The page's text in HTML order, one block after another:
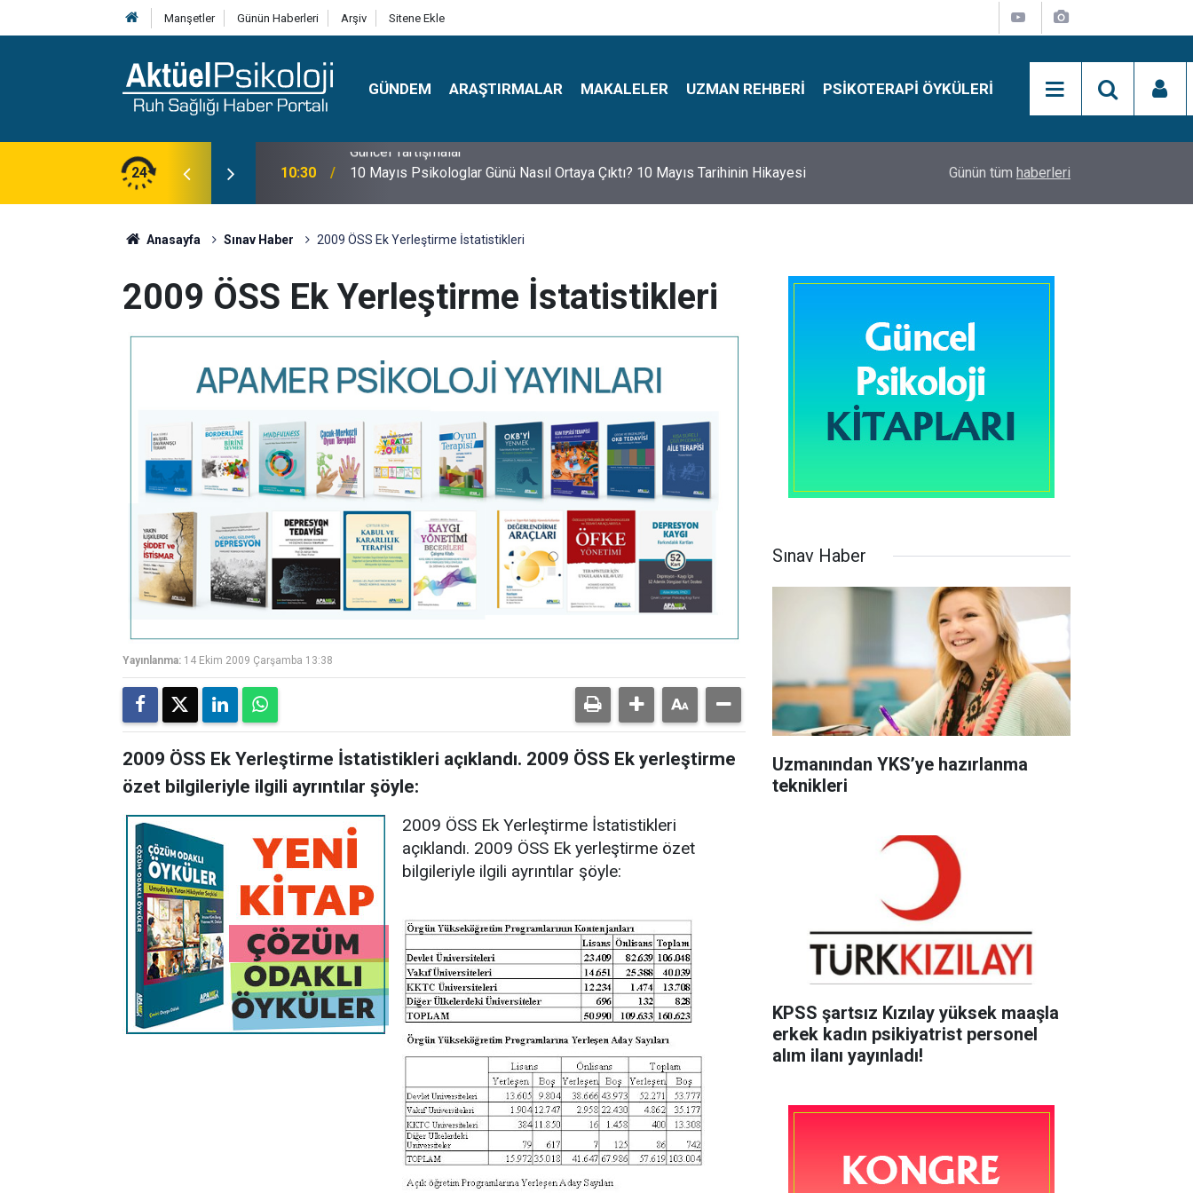
Manşetler Günün Haberleri Arşiv Sitene Ekle
GÜNDEM ARAŞTIRMALAR MAKALELER UZMAN REHBERI PSIKOTERAPI ÖYKÜLERI
24
Klinik Özellikleri, Tanı Kriterleri ve
10:30 10 Mayıs Psikologlar Günü Nasıl Ortaya Çıktı? 10 Mayıs Tarihinin Hikayesi Simon Says Dikkat Programı Nedir?
Günün tüm haberleri
Anasayfa Sınav Haber 2009 ÖSS Ek Yerleştirme İstatistikleri
2009 ÖSS Ek Yerleştirme İstatistikleri
Yayınlanma: 14 Ekim 2009 Çarşamba 13:38
2009 ÖSS Ek Yerleştirme İstatistikleri açıklandı. 2009 ÖSS Ek yerleştirme
özet bilgileriyle ilgili ayrıntılar şöyle:
2009 ÖSS Ek Yerleştirme İstatistikleri
açıklandı. 2009 ÖSS Ek yerleştirme özet
bilgileriyle ilgili ayrıntılar şöyle:
Sınav Haber
Uzmanından YKS’ye hazırlanma
teknikleri
KPSS şartsız Kızılay yüksek maaşla
erkek kadın psikiyatrist personel
alım ilanı yayınladı!